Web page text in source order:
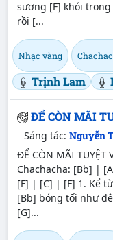
sương [F] khói
rồi [...
Nhạc vàng
Trịnh Lam
ĐỂ CÒN MÃI
Sáng tác: Nguyễn
ĐỂ CÒN MÃI
Chachacha: [Bb] |
[F] | [C] | [F] 1. Kể
[Bb] bóng tối như
[G]...